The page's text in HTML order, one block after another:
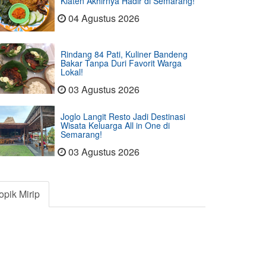
04 Agustus 2026
Rindang 84 Pati, Kuliner Bandeng
Bakar Tanpa Duri Favorit Warga
Lokal!
03 Agustus 2026
Joglo Langit Resto Jadi Destinasi
Wisata Keluarga All in One di
Semarang!
03 Agustus 2026
Mirip